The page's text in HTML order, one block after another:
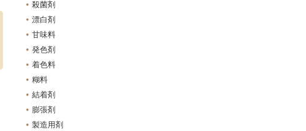
殺菌剤
漂白剤
甘味料
発色剤
着色料
糊料
結着剤
膨張剤
製造用剤